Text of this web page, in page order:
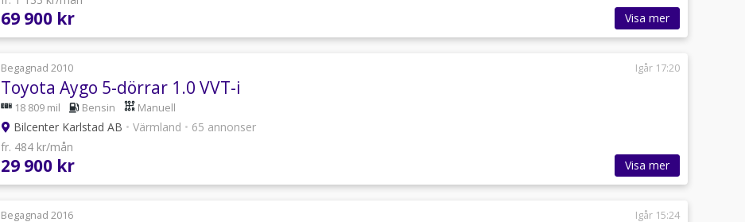
69 900 kr Visa mer
Begagnad 2010 Igår 17:20
Toyota Aygo 5-dörrar 1.0 VVT-i
18 809 mil Bensin Manuell
Bilcenter Karlstad AB • Värmland • 65 annonser
fr. 484 kr/mån
29 900 kr Visa mer
Begagnad 2016 Igår 15:24